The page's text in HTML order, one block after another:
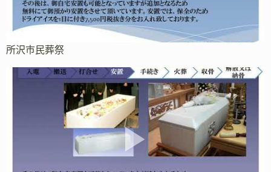
所沢市民葬祭